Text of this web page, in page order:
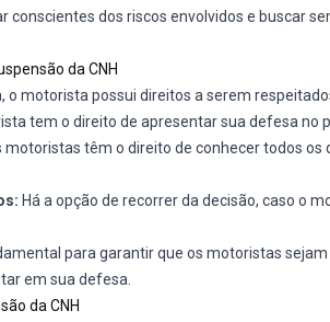
conscientes dos riscos envolvidos e buscar
da CNH
o motorista possui direitos a serem
tem o direito de apresentar sua defesa no
motoristas têm o direito de conhecer todos os
Há a opção de recorrer da decisão, caso o
para garantir que os motoristas
em sua defesa.
da CNH